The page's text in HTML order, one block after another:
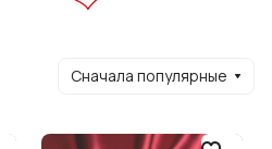
Сначала популярные